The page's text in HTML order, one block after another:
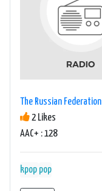
The Russian Federation
2 Likes
AAC+ : 128
kpop pop